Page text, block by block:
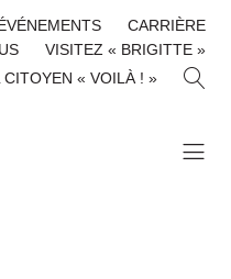
CARRIÈRE
VISITEZ « BRIGITTE »
CITOYEN « VOILÀ ! »
H